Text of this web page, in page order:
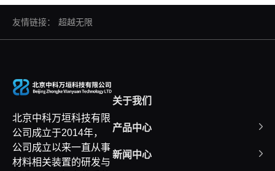
友情链接： 超越无限
北京中科万垣科技有限
公司成立于2014年，
公司成立以来一直从事
材料相关装置的研发与
关于我们
产品中心
新闻中心